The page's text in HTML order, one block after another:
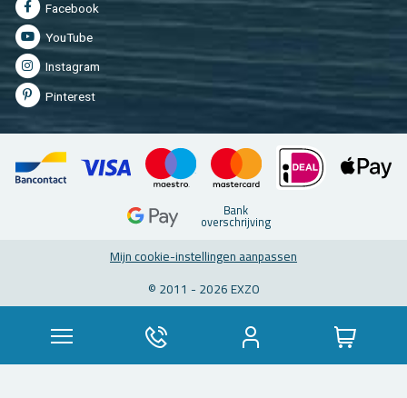
Fa­cebook
You­Tu­be
In­st­agram
Pin­te­rest
Bank
over­schrij­ving
Mijn coo­kie-in­stel­lin­gen aan­pas­sen
© 2011 - 2026 EXZO